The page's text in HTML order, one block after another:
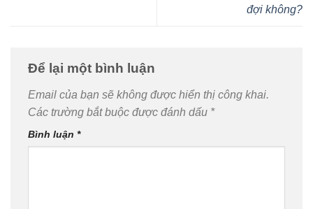
đợi không?
Để lại một bình luận
Email của bạn sẽ không được hiển thị công khai.
Các trường bắt buộc được đánh dấu *
Bình luận *